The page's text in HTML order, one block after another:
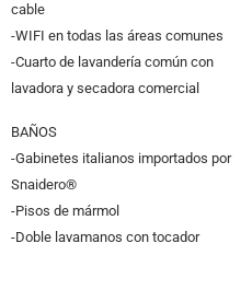
cable
-WIFI en todas las áreas comunes
-Cuarto de lavandería común con
lavadora y secadora comercial
BAÑOS
-Gabinetes italianos importados por
Snaidero®
-Pisos de mármol
-Doble lavamanos con tocador